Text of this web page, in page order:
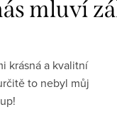
krásná a kvalitní
to nebyl můj